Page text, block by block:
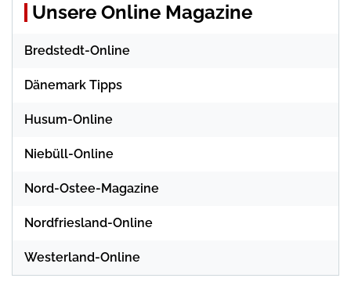
Unsere Online Magazine
Bredstedt-Online
Dänemark Tipps
Husum-Online
Niebüll-Online
Nord-Ostee-Magazine
Nordfriesland-Online
Westerland-Online